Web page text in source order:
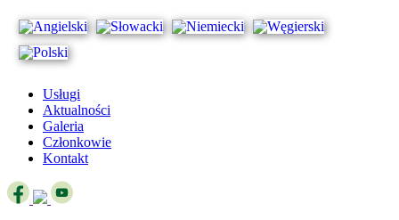
Usługi
Aktualności
Galeria
Członkowie
Kontakt